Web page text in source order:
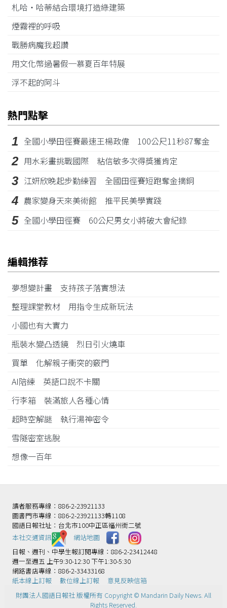
札哈‧哈蒂結合環境打造綠建築
煙霧裡的呼吸
戰勝病魔我超讚
用文化幣過暑假─慕夏百年特展
浮不起的阿斗
熱門點擊
1 全國小學田徑賽最速王楊政偉 100公尺11秒87奪金
2 用水彩畫挑戰國際 粘信敏多次得獎獲肯定
3 江姸欣晚起步勤練習 全國田徑賽短跑奪金摘銅
4 農家變身天來美術館 推平民美學實踐
5 全國小學田徑賽 60公尺男女小將破大會紀錄
編輯推荐
夢想變計畫 支持孩子落實想法
整理課堂教材 用指令生成新玩法
小國也有大實力
瓶裝水變凸透鏡 烈日引火燒車
買單 化解親子衝突的竅門
AI陪練 英語口說不卡關
行李箱 裝滿旅人各種心情
超時空解謎 執行湯神密令
雪隧密室逃脫
想像一百年
讀者服務專線：886-2-23921133
圖書門市專線：886-2-23921133轉1108
國語日報社址：台北市100中正區福州街二號
本社交通資訊️
網站地圖
日報、週刊、中學生報訂閱專線：886-2-23412448
週一至週五 上午9:30-12:30 下午1:30-5:30
網路書店專線：886-2-33433168
紙本線上訂報
數位線上訂報
意見反映信箱
財團法人國語日報社 版權所有 Copyright © Mandarin Daily News. All
Rights Reserved.